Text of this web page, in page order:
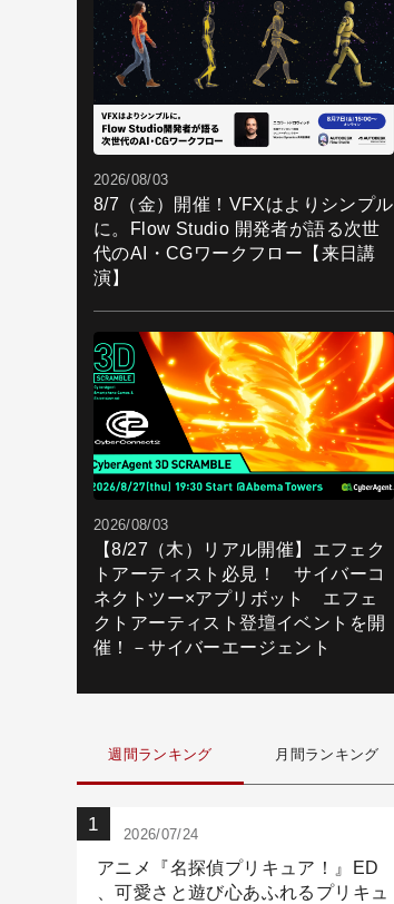
2026/08/03
8/7（金）開催！VFXはよりシンプル
に。Flow Studio 開発者が語る次世
代のAI・CGワークフロー【来日講
演】
2026/08/03
【8/27（木）リアル開催】エフェク
トアーティスト必見！ サイバーコ
ネクトツー×アプリボット エフェ
クトアーティスト登壇イベントを開
催！－サイバーエージェント
週間ランキング 月間ランキング
2026/07/24
アニメ『名探偵プリキュア！』ED
、可愛さと遊び心あふれるプリキュ